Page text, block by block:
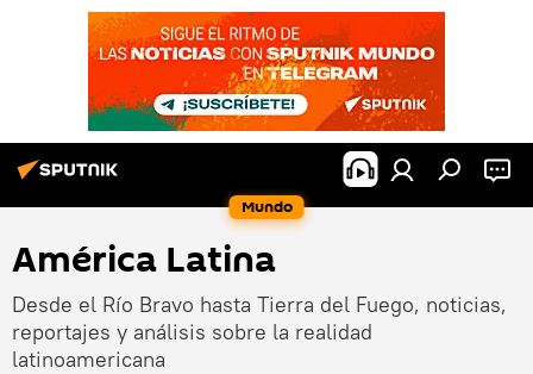
Mundo
América Latina
Desde el Río Bravo hasta Tierra del Fuego, noticias,
reportajes y análisis sobre la realidad
latinoamericana